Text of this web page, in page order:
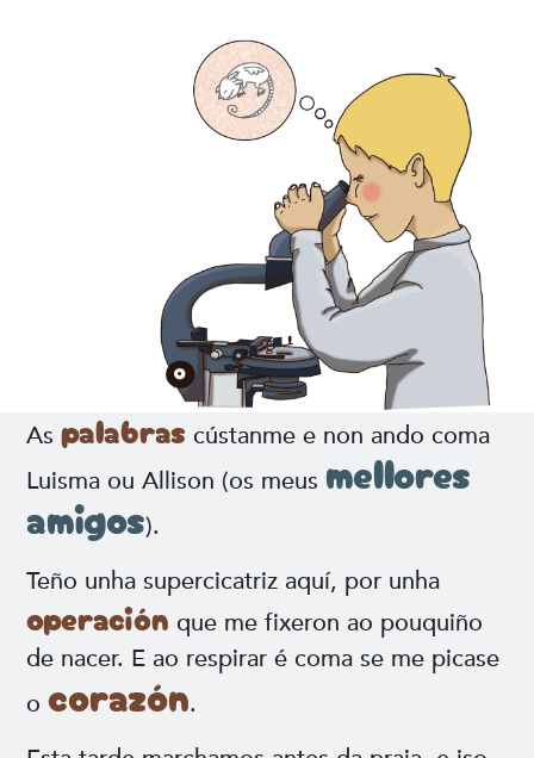
Aspalabras cústanme e non ando coma
Luisma ou Allison (os meusmellores
amigos).
Teño unha supercicatriz aquí, por unha
operación que me fixeron ao pouquiño
de nacer. E ao respirar é coma se me picase
ocorazón.